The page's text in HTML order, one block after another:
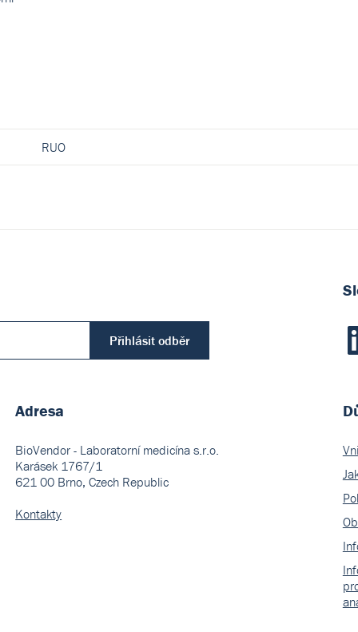
RUO
Přihlásit odběr
Adresa
BioVendor - Laboratorní medicína s.r.o.
Karásek 1767/1
621 00 Brno, Czech Republic
Kontakty